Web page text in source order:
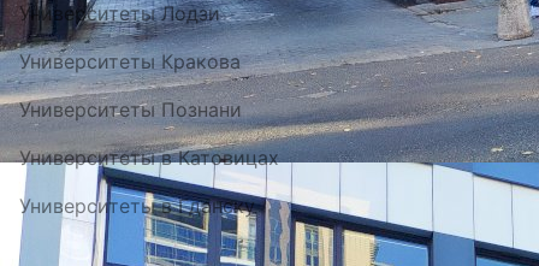
Университеты Лодзи
Университеты Кракова
Университеты Познани
Университеты в Катовицах
Университеты в Гданску